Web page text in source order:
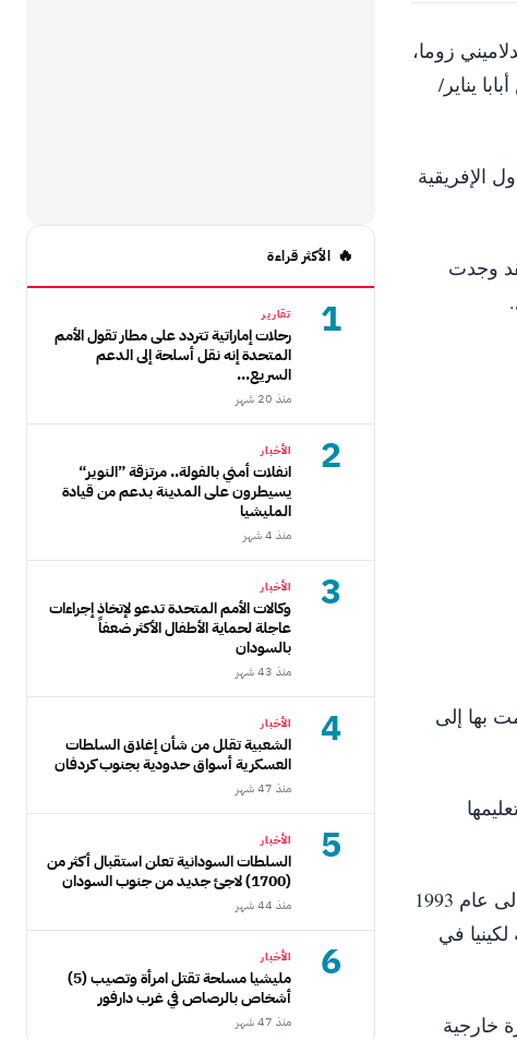
زوما،
يناير/
الإفريقية
وجدت
بها إلى
تعليمها
وبدأت أمينة حياتها المهنية في العام 1985 بوظيفة ضابط قانوني في وزارة الحكم المحلي، وخلال عام 1990 إلى عام 1993
عملت مندوبة دائمة لكينيا في
خارجية
الأكثر قراءة
1 تقارير
رحلات إماراتية تتردد على مطار تقول الأمم
المتحدة إنه نقل أسلحة إلى الدعم
السريع...
منذ 20 شهر
2 الأخبار
انفلات أمني بالفولة.. مرتزقة ”النوير“
يسيطرون على المدينة بدعم من قيادة
المليشيا
منذ 4 شهر
3 الأخبار
وكالات الأمم المتحدة تدعو لإتخاذ إجراءات
عاجلة لحماية الأطفال الأكثر ضعفاً
بالسودان
منذ 43 شهر
4 الأخبار
الشعبية تقلل من شأن إغلاق السلطات
العسكرية أسواق حدودية بجنوب كردفان
منذ 47 شهر
5 الأخبار
السلطات السودانية تعلن استقبال أكثر من
(1700) لاجئ جديد من جنوب السودان
منذ 44 شهر
6 الأخبار
مليشيا مسلحة تقتل امرأة وتصيب (5)
أشخاص بالرصاص في غرب دارفور
منذ 47 شهر